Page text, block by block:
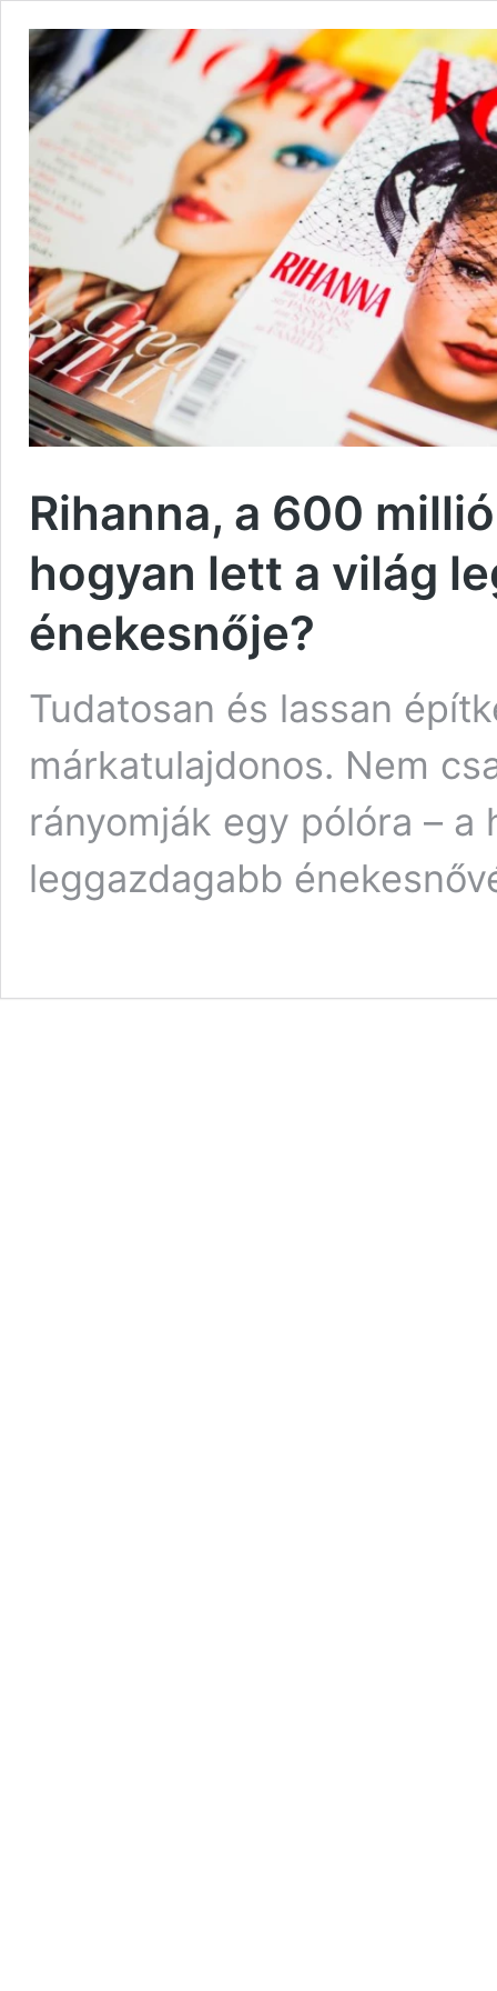
Rihanna, a 600
hogyan lett a világ
énekesnője?
Tudatosan és lassan
márkatulajdonos. Nem
rányomják egy pólóra –
leggazdagabb